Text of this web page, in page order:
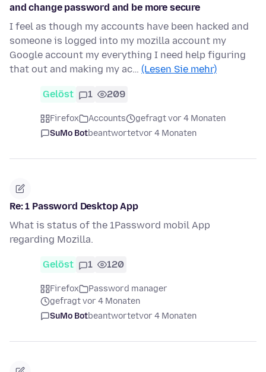
and change password and be more secure
I feel as though my accounts have been hacked and
someone is logged into my mozilla account my
Google account my everything I need help figuring
that out and making my ac… (Lesen Sie mehr)
Gelöst 1 209
Firefox Accounts
gefragt vor 4 Monaten
SuMo Botbeantwortetvor 4 Monaten
Re: 1 Password Desktop App
What is status of the 1Password mobil App
regarding Mozilla.
Gelöst 1 120
Firefox
Password manager
gefragt vor 4 Monaten
SuMo Botbeantwortetvor 4 Monaten